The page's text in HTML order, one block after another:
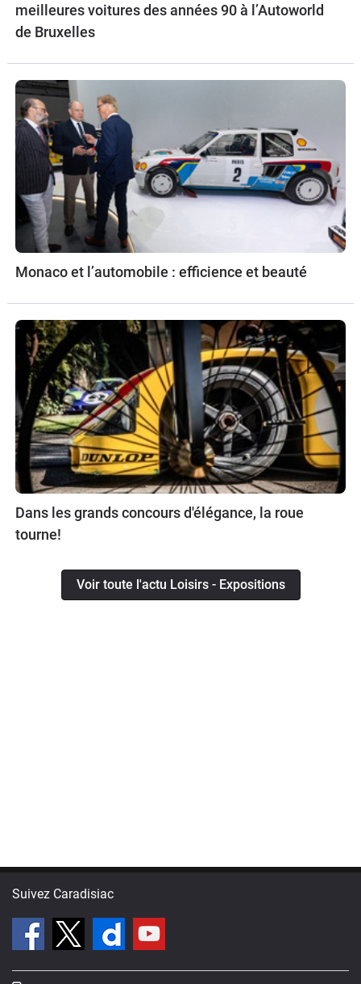
meilleures voitures des années 90 à l’Autoworld
de Bruxelles
Monaco et l’automobile : efficience et beauté
Dans les grands concours d'élégance, la roue
tourne!
Voir toute l'actu Loisirs - Expositions
Suivez Caradisiac